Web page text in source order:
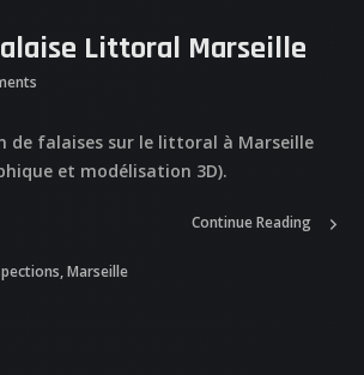
Littoral Marseille
de falaises sur le littoral à Marseille
et modélisation 3D).
,Marseille
Continue Reading